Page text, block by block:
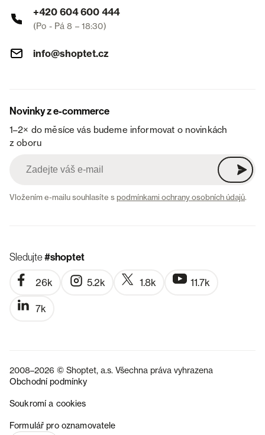
+420 604 600 444
(Po - Pá 8 – 18:30)
info@shoptet.cz
Novinky z e-commerce
1–2× do měsíce vás budeme informovat o novinkách
z oboru
Vložením e-mailu souhlasíte spodmínkami ochrany osobních údajů.
Sledujte#shoptet
26k 5.2k 1.8k 11.7k
7k
2008–2026 © Shoptet, a.s. Všechna práva vyhrazena
Obchodní podmínky
Soukromí a cookies
Formulář pro oznamovatele